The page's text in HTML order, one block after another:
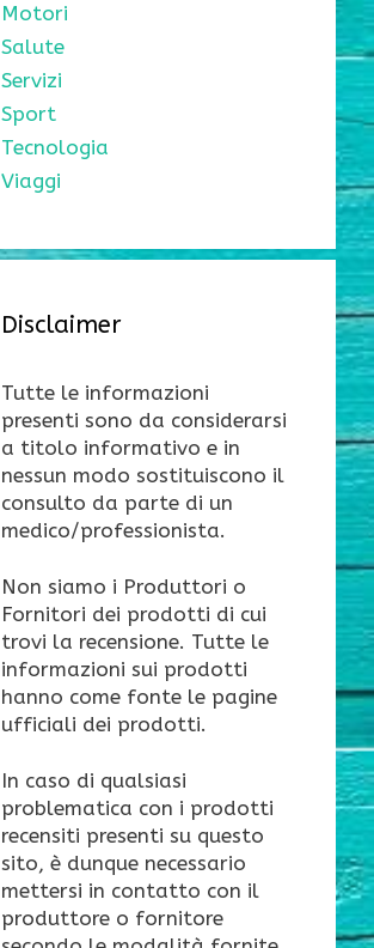
Motori
Salute
Servizi
Sport
Tecnologia
Viaggi
Disclaimer
Tutte le informazioni
presenti sono da considerarsi
a titolo informativo e in
nessun modo sostituiscono il
consulto da parte di un
medico/professionista.
Non siamo i Produttori o
Fornitori dei prodotti di cui
trovi la recensione. Tutte le
informazioni sui prodotti
hanno come fonte le pagine
ufficiali dei prodotti.
In caso di qualsiasi
problematica con i prodotti
recensiti presenti su questo
sito, è dunque necessario
mettersi in contatto con il
produttore o fornitore